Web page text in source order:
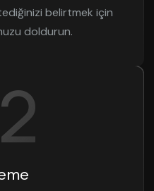
belirtmek için
doldurun.